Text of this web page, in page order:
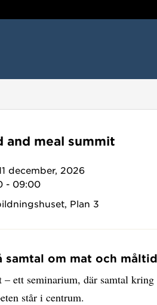
and meal summit
december, 2026
- 09:00
Plan 3
samtal om mat och
ett seminarium, där samtal
står i centrum.